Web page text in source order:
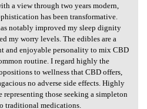
a view through two years modern,
has been transformative.
notably improved my sleep dignity
my worry levels. The edibles are a
and enjoyable personality to mix CBD
routine. I regard highly the
to wellness that CBD offers,
no adverse side effects. Highly
representing those seeking a simpleton
traditional medications.